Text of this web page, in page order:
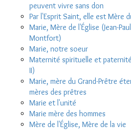
peuvent vivre sans don
Par l'Esprit Saint, elle est Mère
Marie, Mère de l'Église (Jean-
Montfort)
Marie, notre soeur
Maternité spirituelle et paternité
II)
Marie, mère du Grand-Prêtre
mères des prêtres
Marie et l'unité
Marie mère des hommes
Mère de l'Église, Mère de la vie